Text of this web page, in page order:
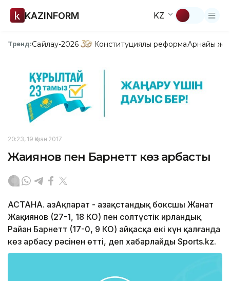
KAZINFORM KZ
Тренд:Сайлау-2026 Конституциялық реформаАрнайы
20:23, 19 Қазан 2017
Жақиянов пен Барнетт көз арбасты
АСТАНА. ҚазАқпарат - Қазақстандық боксшы Жанат
Жақиянов (27-1, 18 КО) пен солтүстік ирландық
Райан Барнетт (17-0, 9 КО) айқасқа екі күн қалғанда
көз арбасу рәсінен өтті, деп хабарлайды Sports.kz.